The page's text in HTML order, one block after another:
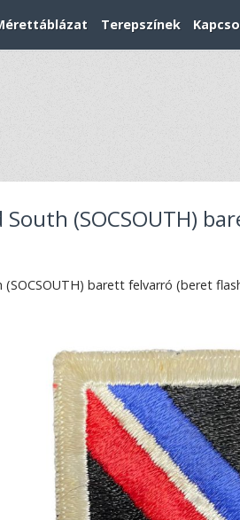
Terepszínek
(SOCSOUTH)
barett felvarró (beret